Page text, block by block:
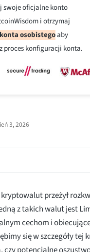
swoje oficjalne konto
i otrzymaj
osobistegoaby
proces konfiguracji konta.
3, 2026
przeżył
z takich walut jest
cechom i
się w szczegóły